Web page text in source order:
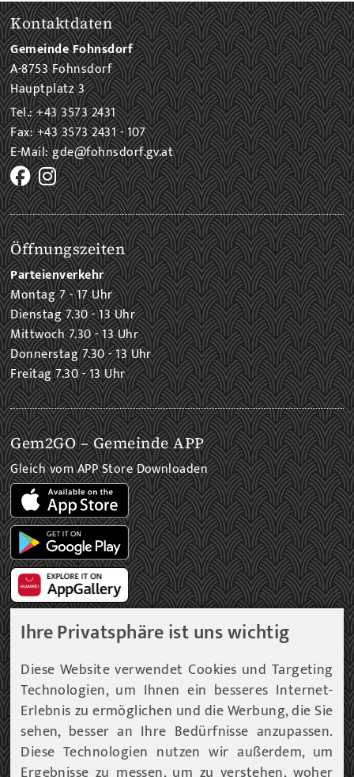
Ihre Privatsphäre ist uns wichtig
Diese Website verwendet Cookies und Targeting
Technologien, um Ihnen ein besseres Internet-
Erlebnis zu ermöglichen und die Werbung, die Sie
sehen, besser an Ihre Bedürfnisse anzupassen.
Diese Technologien nutzen wir außerdem, um
Kontaktdaten
Gemeinde Fohnsdorf
A-8753 Fohnsdorf
Hauptplatz 3
Tel.: +43 3573 2431
Fax: +43 3573 2431 - 107
E-Mail: gde@fohnsdorf.gv.at
Öffnungszeiten
Parteienverkehr
Montag 7 - 17 Uhr
Dienstag 7.30 - 13 Uhr
Mittwoch 7.30 - 13 Uhr
Donnerstag 7.30 - 13 Uhr
Freitag 7.30 - 13 Uhr
Gem2GO – Gemeinde APP
Gleich vom APP Store Downloaden
Gemeinde Newsletter
Immer am aktuellsten Informationsstand!
Unser Infoservice liefert Ihnen, in periodischen
Abständen, Informationen rund um die Gemeinde
Fohnsdorf.